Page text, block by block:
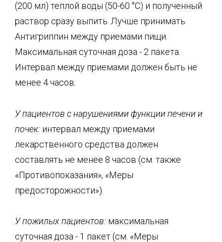
(200 мл) теплой воды (50-60 °C) и полученный
раствор сразу выпить. Лучше принимать
Антигриппин между приемами пищи.
Максимальная суточная доза - 2 пакета.
Интервал между приемами должен быть не
менее 4 часов.
У пациентов с нарушениями функции печени и
почек: интервал между приемами
лекарственного средства должен
составлять не менее 8 часов (см. также
«Противопоказания», «Меры
предосторожности»).
У пожилых пациентов: максимальная
суточная доза - 1 пакет (см. «Меры